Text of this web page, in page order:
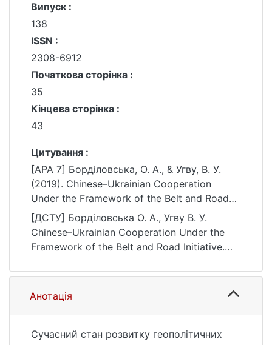
Випуск :
138
ISSN :
2308-6912
Початкова сторінка :
35
Кінцева сторінка :
43
Цитування :
[APA 7] Борділовська, О. А., & Угву, В. У.
(2019). Chinese–Ukrainian Cooperation
Under the Framework of the Belt and Road
Initiative. Актуальні проблеми міжнародних
відносин, (138), 35–43.
https://doi.org/10.17721/apmv.2018.138.0.35-
[ДСТУ] Борділовська О. А., Угву В. У.
Chinese–Ukrainian Cooperation Under the
Framework of the Belt and Road Initiative.
відносин. 2019. no. 138. P. 35—43. DOI:
10.17721/apmv.2018.138.0.35-43 (date of
access: 25.07.2026).
Анотація
Сучасний стан розвитку геополітичних